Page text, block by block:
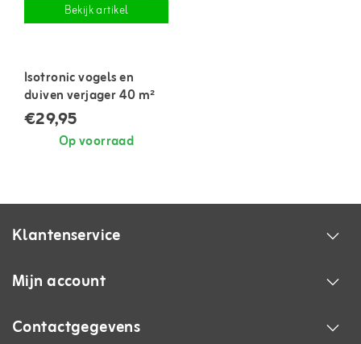
Bekijk artikel
Isotronic vogels en
duiven verjager 40 m²
€29,95
Op voorraad
Klantenservice
Mijn account
Contactgegevens